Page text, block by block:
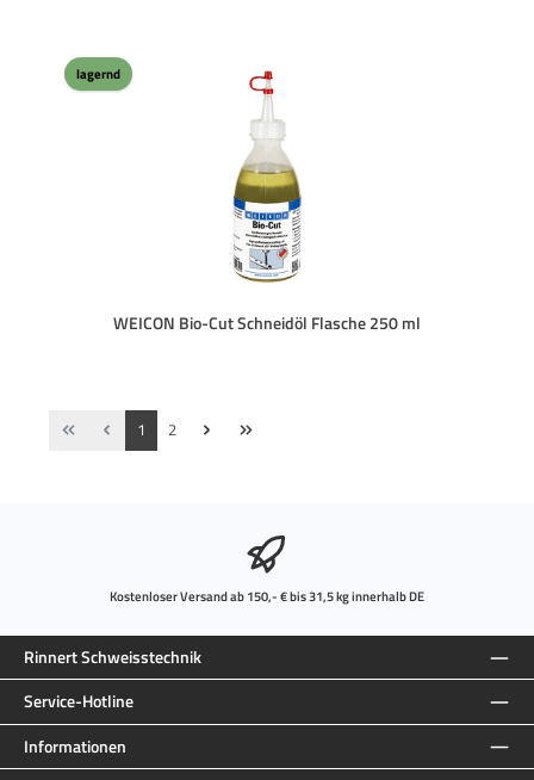
lagernd
WEICON Bio-Cut Schneidöl Flasche 250 ml
Seite
1 Seite
2
Kostenloser Versand ab 150,- € bis 31,5 kg innerhalb DE
Rinnert Schweisstechnik
Service-Hotline
Informationen